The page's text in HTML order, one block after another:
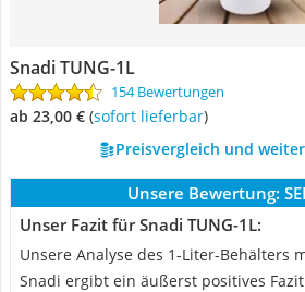
Snadi TUNG-1L
154 Bewertungen
ab 23,00 € ( Sofort lieferbar)
Preisvergleich und
Unsere Bewertung:
Unser Fazit für Snadi TUNG-1L:
Unsere Analyse des 1-Liter-Behälters
Snadi ergibt ein äußerst positives